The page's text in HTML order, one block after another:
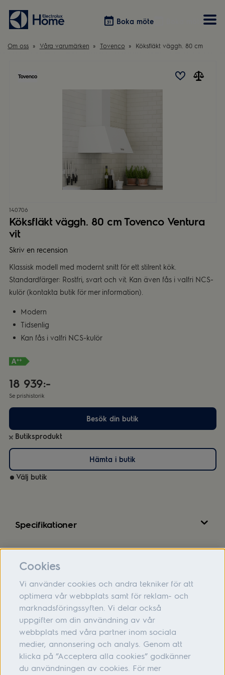
Boka möte
Våra kök
Förvaring
Tvätt & Tork
Dammsugare
Om oss Våra varumärken Tovenco Köksfläkt väggh. 80 cm
140706
Köksfläkt väggh. 80 cm Tovenco Ventura
vit
Skriv en recension
Klassisk modell med modernt snitt för ett stilrent kök.
Standardfärger: Rostfri, svart och vit. Kan även fås i valfri NCS-
kulör (kontakta butik för mer information).
Modern
Tidsenlig
Kan fås i valfri NCS-kulör
18 939:-
Se prishistorik
Besök din butik
Butiksprodukt
Hämta i butik
Välj butik
Specifikationer
Om oss
Hjälp
Följ oss
Cookies
Vi använder cookies och andra tekniker för att
optimera vår webbplats samt för reklam- och
marknadsföringssyften. Vi delar också
uppgifter om din användning av vår
webbplats med våra partner inom sociala
medier, annonsering och analys. Genom att
klicka på ”Acceptera alla cookies” godkänner
du användningen av cookies. För mer